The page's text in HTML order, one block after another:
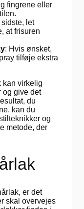
fingrene eller
sidste, let
at frisuren
: Hvis ønsket,
tilføje ekstra
kan virkelig
og give det
du
kan du
og
metode, der
er det
skal overvejes